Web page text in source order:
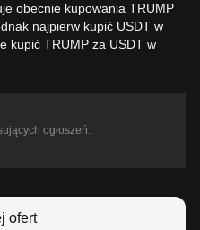
obecnie kupowania TRUMP
najpierw kupić USDT w
kupić TRUMP za USDT w
ogłoszeń.
ofert